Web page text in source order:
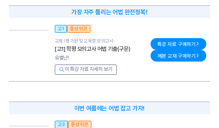
가장 자주 틀리는 어법 완전정복!
고1 중상위권
교재 l평가원 및 교육청 모의고사
[고1] 학평 모의고사 어법 기출(구문)
유별난!
이 특강 자료 자세히 보기
특강 자료 구매하기
제본 교재 구매하기
이번 여름에는 어법 잡고 가자!
고3 중상위권